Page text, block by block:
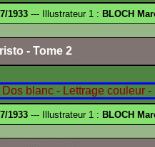
1933 --- Illustrateur 1 : BLOCH
- Tome 2
1933 --- Illustrateur 1 : BLOCH